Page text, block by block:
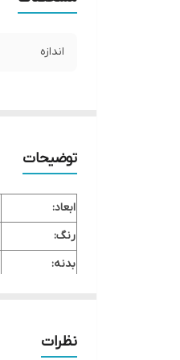
اندازه
توضیحات
ابعاد:
رنگ:
بدنه:
تکنولوژی برنر:
نظرات